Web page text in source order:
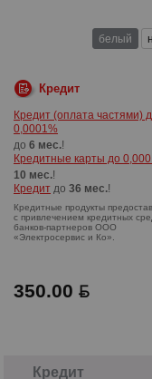
белый
Кредит
Кредит (оплата частями)
0,0001%
до 6 мес.!
Кредитные карты до
10 мес.!
Кредит до 36 мес.!
банков-партнеров ООО
350.00
Кредит